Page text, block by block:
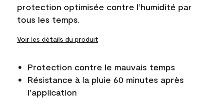
protection optimisée contre l’humidité par
tous les temps.
Voir les détails du produit
Protection contre le mauvais temps
Résistance à la pluie 60 minutes après
l'application